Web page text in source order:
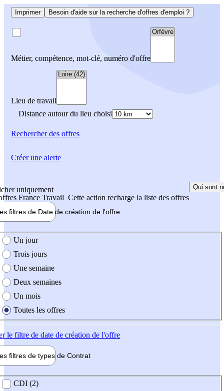
Imprimer Besoin d'aide sur la recherche d'offres d'emploi ?
Métier, compétence, mot-clé, numéro d'offre
Lieu de travail
Distance autour du lieu choisi
Rechercherdes offres
uniquement
France Travail Cette action recharge la liste des offres
Qui sont
filtres de Date de création de l'offre
création de l'offre
Un jour
Trois jours
Une semaine
Deux semaines
Un mois
Toutes les offres
le filtre de date de création de l'offre
filtres de types de Contrat
contrat
CDI (2)
Créer une alerte